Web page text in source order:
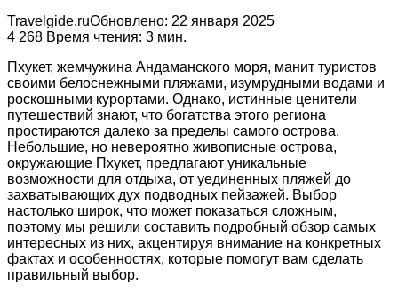
Travelgide.ruОбновлено: 22 января 2025
4 268 Время чтения: 3 мин.
Пхукет, жемчужина Андаманского моря, манит туристов
своими белоснежными пляжами, изумрудными водами и
роскошными курортами. Однако, истинные ценители
путешествий знают, что богатства этого региона
простираются далеко за пределы самого острова.
Небольшие, но невероятно живописные острова,
окружающие Пхукет, предлагают уникальные
возможности для отдыха, от уединенных пляжей до
захватывающих дух подводных пейзажей. Выбор
настолько широк, что может показаться сложным,
поэтому мы решили составить подробный обзор самых
интересных из них, акцентируя внимание на конкретных
фактах и особенностях, которые помогут вам сделать
правильный выбор.